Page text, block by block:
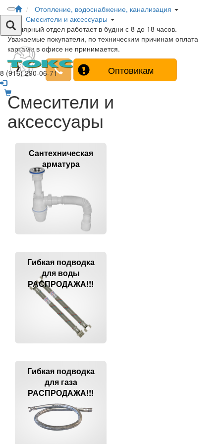
8 (916) 290-06-71
Отопление, водоснабжение, канализация
Смесители и аксессуары
Столярный отдел работает в будни с 8 до 18 часов.
Уважаемые покупатели, по техническим причинам оплата
картами в офисе не принимается.
Оптовикам
Смесители и
аксессуары
Сантехническая
арматура
Гибкая подводка
для воды
РАСПРОДАЖА!!!
Гибкая подводка
для газа
РАСПРОДАЖА!!!